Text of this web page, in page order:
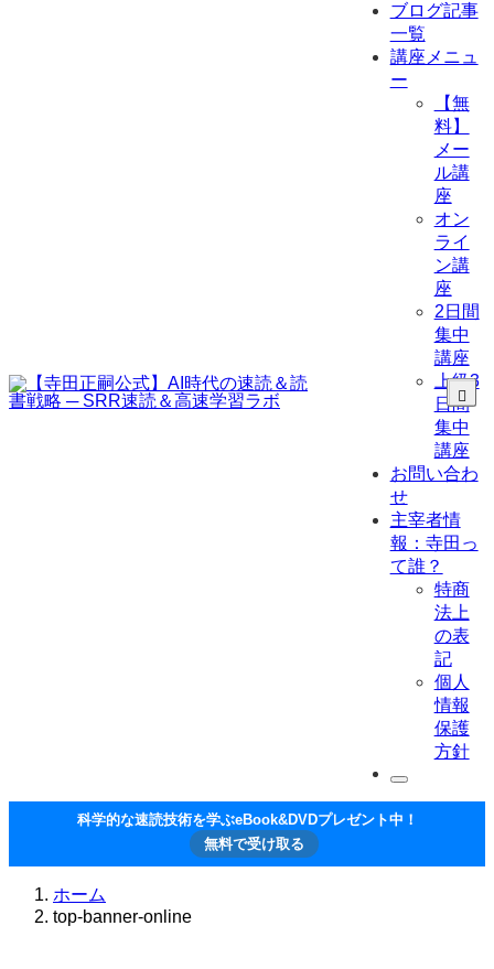
ブログ記事
一覧
講座メニュ
ー
【無
料】
メー
ル講
座
オン
ライ
ン講
座
2日間
集中
講座
上級3
日間
集中
講座
お問い合わ
せ
主宰者情
報：寺田っ
て誰？
特商
法上
の表
記
個人
情報
保護
方針
科学的な速読技術を学ぶeBook&DVDプレゼント中！
無料で受け取る
ホーム
top-banner-online